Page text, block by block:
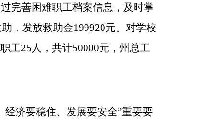
完善困难职工档案信息，及时掌
，发放救助金199920元。对学校
工25人，共计50000元，州总工
经济要稳住、发展要安全”重要要